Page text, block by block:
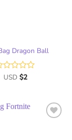
Dragon Ball
USD $2